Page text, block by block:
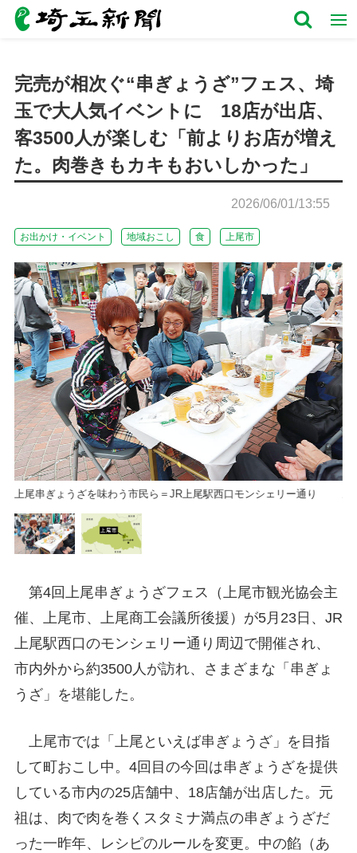
完売が相次ぐ“串ぎょうざ”フェス、埼
玉で大人気イベントに 18店が出店、
客3500人が楽しむ「前よりお店が増え
た。肉巻きもカキもおいしかった」
2026/06/01/13:55
お出かけ・イベント 地域おこし 食 上尾市
上尾串ぎょうざを味わう市民ら＝JR上尾駅西口モンシェリー通り
第4回上尾串ぎょうざフェス（上尾市観光協会主
催、上尾市、上尾商工会議所後援）が5月23日、JR
上尾駅西口のモンシェリー通り周辺で開催され、
市内外から約3500人が訪れ、さまざまな「串ぎょ
うざ」を堪能した。
上尾市では「上尾といえば串ぎょうざ」を目指
して町おこし中。4回目の今回は串ぎょうざを提供
している市内の25店舗中、18店舗が出店した。元
祖は、肉で肉を巻くスタミナ満点の串ぎょうざだ
った一昨年、レシピのルールを変更。中の餡（あ